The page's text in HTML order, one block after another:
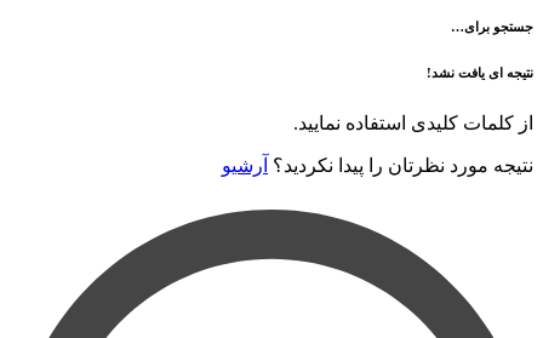
نشد!
کلیدی استفاده نمایید.
نظرتان را پیدا نکردید؟ آرشیو